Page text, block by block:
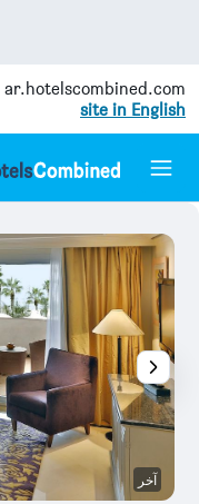
ar.hotelscombined.com
site in English
آخر